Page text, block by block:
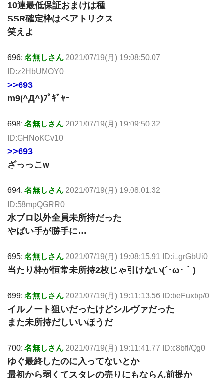
10連最低保証おまけは種
SSR確定枠はベアトリクス
笑えよ
696: 名無しさん 2021/07/19(月) 19:08:50.07
ID:z2HbUMOY0
>>693
m9(^Д^)ﾌﾟｷﾞｬｰ
698: 名無しさん 2021/07/19(月) 19:09:50.32
ID:GHNoKCv10
>>693
ざっっこw
694: 名無しさん 2021/07/19(月) 19:08:01.32
ID:58mpQGRR0
水ブロ以外全員未所持だった
やばい手が勝手に…
695: 名無しさん 2021/07/19(月) 19:08:15.91 ID:iLgrGbUi0
当たり枠が恒常未所持2枚じゃ引けない(´･ω･｀)
699: 名無しさん 2021/07/19(月) 19:11:13.56 ID:beFuxbp/0
イルノート狙いだったけどシルヴァだった
また未所持だしいいほうだ
700: 名無しさん 2021/07/19(月) 19:11:41.77 ID:c8bfl/Qg0
ゆぐ最終したのに入ってないとか
最初から弱くてスタレの売りにもならん前提か